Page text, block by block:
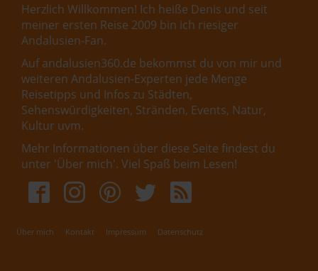
Herzlich Willkommen! Ich heiße Denis und seit
meiner ersten Reise 2009 bin ich riesiger
Andalusien-Fan.
Auf andalusien360.de bekommst du von mir und
weiteren Andalusien-Experten jede Menge
Reisetipps und Infos zu Städten,
Sehenswürdigkeiten, Stränden, Events, Natur,
Kultur uvm.
Mehr Informationen über diese Seite findest du
unter 'Über mich'. Viel Spaß beim Lesen!
Fußbereichsmenü
Über mich Kontakt Impressum Datenschutz